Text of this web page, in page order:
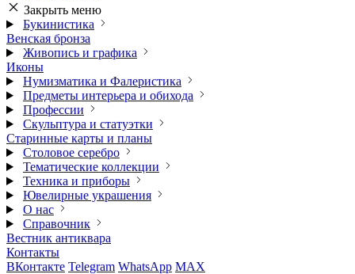
Закрыть меню
Букинистика
Венская бронза
Живопись и графика
Иконы
Нумизматика и Фалеристика
Предметы интерьера и обихода
Профессии
Скульптура и статуэтки
Старинные карты и планы
Столовое серебро
Тематические коллекции
Техника и приборы
Ювелирные украшения
О нас
Справочник
Вестник антиквара
Контакты
ВКонтакте Telegram WhatsApp MAX